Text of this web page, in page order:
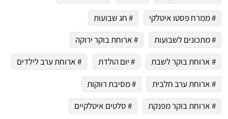
# ממרח פסטו איטלקי
# חג שבועות
# מתכונים לשבועות
# ארוחת בוקר ירוקה
# ארוחת בוקר לשבת
# יום הולדת
# ארוחת ערב לילדים
# ארוחת ערב חלבית
# מסיבת רווקות
# ארוחת בוקר מפנקת
# סלטים איטלקיים